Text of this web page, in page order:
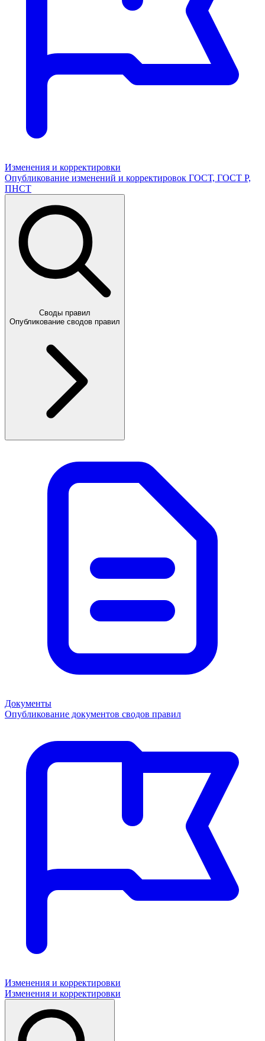
Изменения и корректировки
Опубликование изменений и корректировок ГОСТ, ГОСТ Р,
ПНСТ
Своды правил
Опубликование сводов правил
Документы
Опубликование документов сводов правил
Изменения и корректировки
Изменения и корректировки